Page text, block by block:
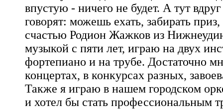
впустую - ничего не будет. А тут
говорят: можешь ехать, забирать
счастью Родион Жажков из
музыкой с пяти лет, играю на двух
фортепиано и на трубе. Достаточно
концертах, в конкурсах разных,
Также я играю в нашем городском
и хотел бы стать профессиональным